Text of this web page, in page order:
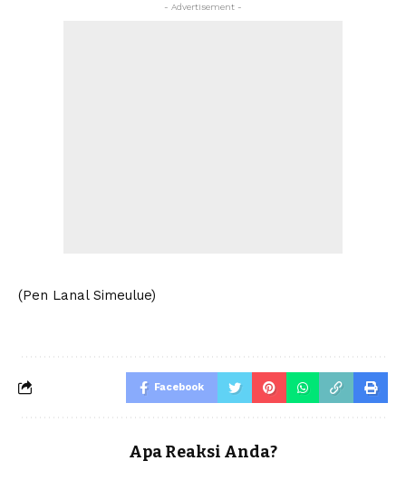
- Advertisement -
(Pen Lanal Simeulue)
Facebook
Apa Reaksi Anda?